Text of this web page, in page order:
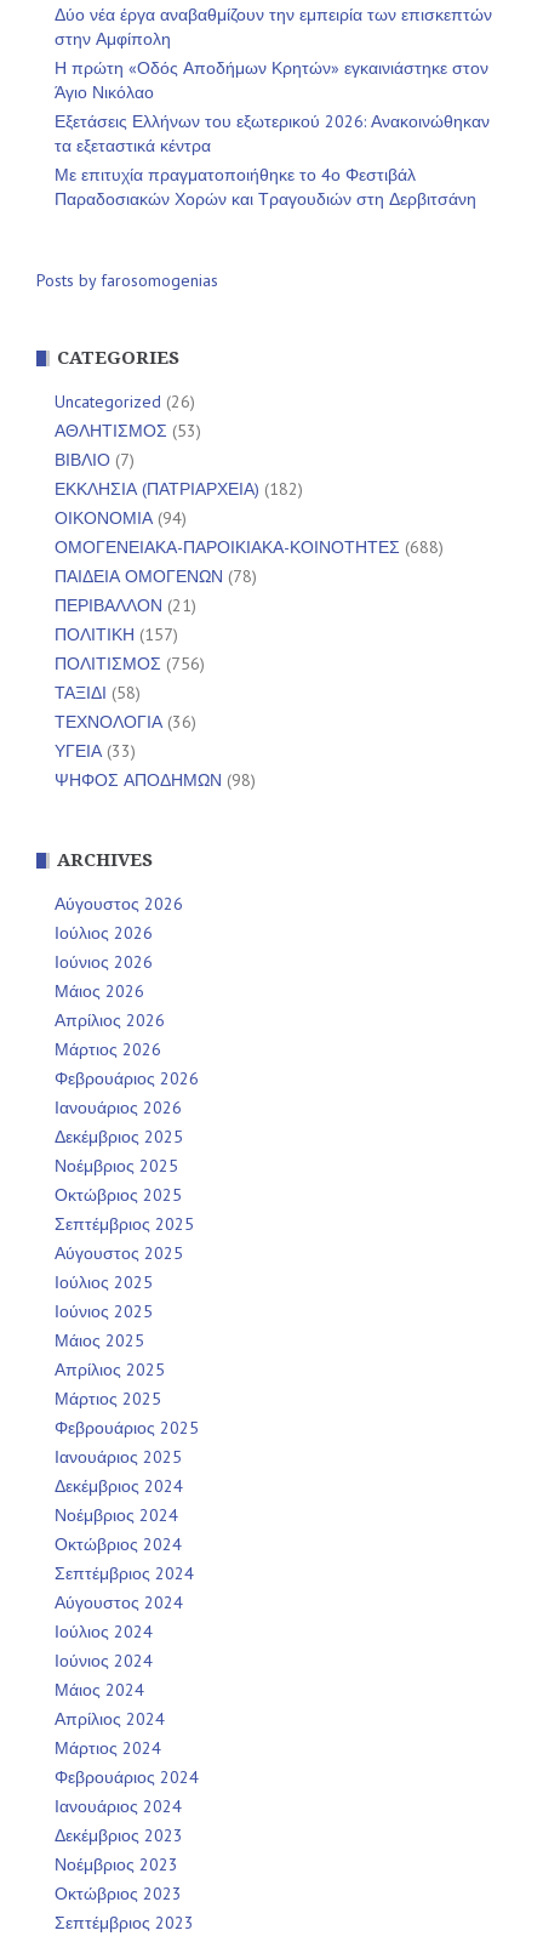
Δύο νέα έργα αναβαθμίζουν την εμπειρία των επισκεπτών
στην Αμφίπολη
Η πρώτη «Οδός Αποδήμων Κρητών» εγκαινιάστηκε στον
Άγιο Νικόλαο
Εξετάσεις Ελλήνων του εξωτερικού 2026: Ανακοινώθηκαν
τα εξεταστικά κέντρα
Με επιτυχία πραγματοποιήθηκε το 4ο Φεστιβάλ
Παραδοσιακών Χορών και Τραγουδιών στη Δερβιτσάνη
Posts by farosomogenias
CATEGORIES
Uncategorized (26)
ΑΘΛΗΤΙΣΜΟΣ (53)
ΒΙΒΛΙΟ (7)
ΕΚΚΛΗΣΙΑ (ΠΑΤΡΙΑΡΧΕΙΑ) (182)
ΟΙΚΟΝΟΜΙΑ(94)
ΟΜΟΓΕΝΕΙΑΚΑ-ΠΑΡΟΙΚΙΑΚΑ-ΚΟΙΝΟΤΗΤΕΣ (688)
ΠΑΙΔΕΙΑ ΟΜΟΓΕΝΩΝ (78)
ΠΕΡΙΒΑΛΛΟΝ (21)
ΠΟΛΙΤΙΚΗ (157)
ΠΟΛΙΤΙΣΜΟΣ (756)
ΤΑΞΙΔΙ (58)
ΤΕΧΝΟΛΟΓΙΑ(36)
ΥΓΕΙΑ(33)
ΨΗΦΟΣ ΑΠΟΔΗΜΩΝ (98)
ARCHIVES
Αύγουστος 2026
Ιούλιος 2026
Ιούνιος 2026
Μάιος 2026
Απρίλιος 2026
Μάρτιος 2026
Φεβρουάριος 2026
Ιανουάριος 2026
Δεκέμβριος 2025
Νοέμβριος 2025
Οκτώβριος 2025
Σεπτέμβριος 2025
Αύγουστος 2025
Ιούλιος 2025
Ιούνιος 2025
Μάιος 2025
Απρίλιος 2025
Μάρτιος 2025
Φεβρουάριος 2025
Ιανουάριος 2025
Δεκέμβριος 2024
Νοέμβριος 2024
Οκτώβριος 2024
Σεπτέμβριος 2024
Αύγουστος 2024
Ιούλιος 2024
Ιούνιος 2024
Μάιος 2024
Απρίλιος 2024
Μάρτιος 2024
Φεβρουάριος 2024
Ιανουάριος 2024
Δεκέμβριος 2023
Νοέμβριος 2023
Οκτώβριος 2023
Σεπτέμβριος 2023